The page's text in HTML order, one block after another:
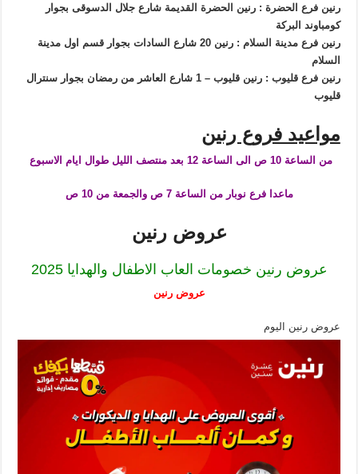
رنين فرع الحضرة : رنين الحضرة القديمة شارع جلال الدسوقى بجوار
كومباوند البركة
رنين فرع مدينة السلام : رنين 20 شارع السادات بجوار قسم اول مدينة
السلام
رنين فرع قليوب : رنين قليوب – 1 شارع العاشر من رمضان بجوار سنترال
قليوب
مواعيد فروع رنين
من الساعة 10 ص الى الساعة 12 بعد منتصف الليل طوال ايام الاسبوع
ماعدا فرع نوبار من الساعة 7 ص والجمعة من 10 ص
عروض رنين
عروض رنين خصومات العاب الاطفال والهدايا 2025
عروض رنين
عروض رنين اليوم